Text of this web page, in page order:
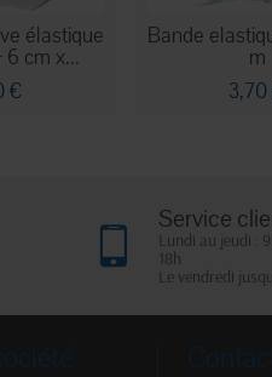
élastique
cm x...
€
Bande
m
Service
Lundi au jeudi :
18h
Le vendredi